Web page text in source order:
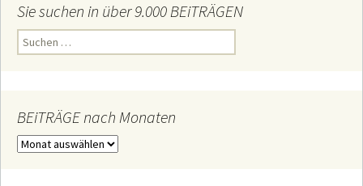
Sie suchen in über 9.000 BEiTRÄGEN
n
a
c
h
BEiTRÄGE nach Monaten
B
E